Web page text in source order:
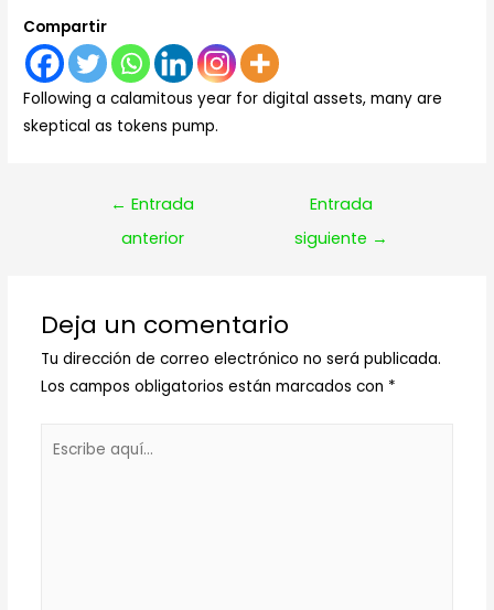
Compartir
Following a calamitous year for digital assets, many are
skeptical as tokens pump.
Navegación
← Entrada
anterior
Entrada
siguiente →
Deja un comentario
Tu dirección de correo electrónico no será publicada.
Los campos obligatorios están marcados con *